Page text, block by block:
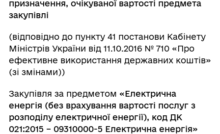
призначення, очікуваної вартості предмета
закупівлі
(відповідно до пункту 41 постанови Кабінету
Міністрів України від 11.10.2016 № 710 «Про
ефективне використання державних коштів»
(зі змінами))
Закупівля за предметом «Електрична
енергія (без врахування вартості послуг з
розподілу електричної енергії), код ДК
021:2015 – 09310000-5 Електрична енергія»